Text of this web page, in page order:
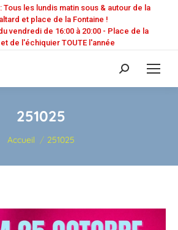
: Tous les lundis matin sous & autour de la
et place de la Fontaine !
vendredi de 16:00 à 20:00 - Place de la
de l'échiquier TOUTE l'année
Recherche
:
251025
Vous êtes ici :
Accueil 251025